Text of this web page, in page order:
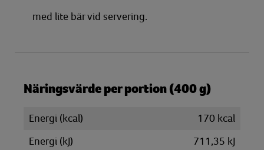
med lite bär vid servering.
Näringsvärde per portion (400 g)
Energi (kcal)
170 kcal
Energi (kJ)
711,35 kJ